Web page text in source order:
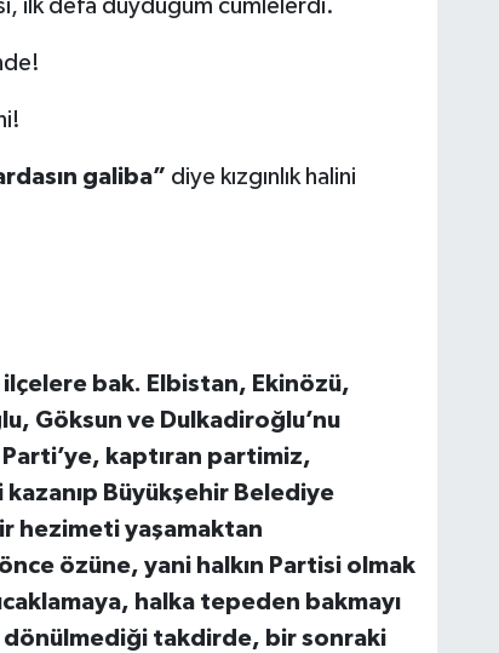
ilk defa duyduğum cümlelerdi.
galiba” diye kızgınlık halini
bak. Elbistan, Ekinözü,
Göksun ve Dulkadiroğlu’nu
kaptıran partimiz,
Büyükşehir Belediye
hezimeti yaşamaktan
özüne, yani halkın Partisi olmak
halka tepeden bakmayı
dönülmediği takdirde, bir sonraki